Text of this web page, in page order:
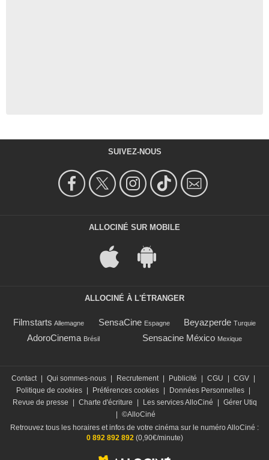
SUIVEZ-NOUS
ALLOCINÉ SUR MOBILE
ALLOCINÉ À L'ÉTRANGER
Filmstarts Allemagne SensaCine Espagne Beyazperde Turquie
AdoroCinema Brésil Sensacine México Mexique
Contact Qui sommes-nous Recrutement Publicité CGU CGV
Politique de cookies
Préférences cookies Données Personnelles
Revue de presse
Charte d'écriture Les services AlloCiné
Gérer Utiq
©AlloCiné
Retrouvez tous les horaires et infos de votre cinéma sur le numéro AlloCiné :
0 892 892 892(0,90€/minute)